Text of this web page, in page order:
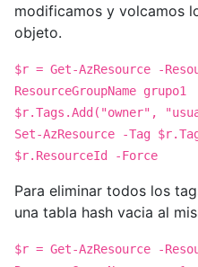
modificamos y volcamos
objeto.
$r = Get-AzResource -
ResourceGroupName grupo1
$r.Tags.Add("owner", "
Set-AzResource -Tag
$r.ResourceId -Force
Para eliminar todos los
una tabla hash vacia al
$r = Get-AzResource -